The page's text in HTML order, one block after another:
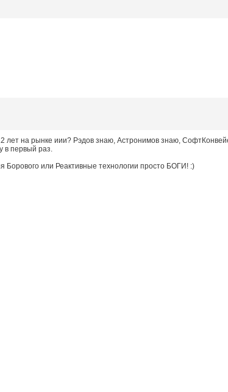
лет на рынке иии? Рэдов знаю, Астронимов знаю,
в первый раз.
Борового или Реактивные технологии просто БОГИ! :)